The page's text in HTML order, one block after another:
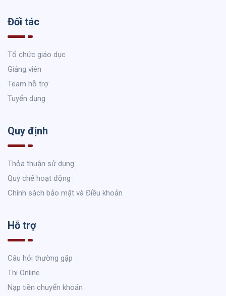
Đối tác
Tổ chức giáo dục
Giảng viên
Team hỗ trợ
Tuyển dụng
Quy định
Thỏa thuận sử dụng
Quy chế hoạt động
Chính sách bảo mật và Điều khoản
Hỗ trợ
Câu hỏi thường gặp
Thi Online
Nạp tiền chuyển khoản